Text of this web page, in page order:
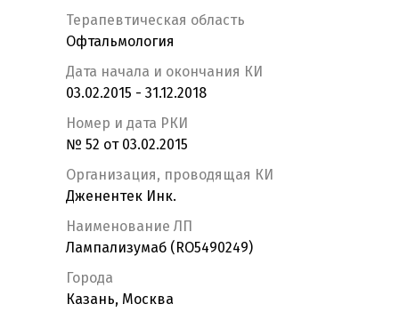
Терапевтическая область
Офтальмология
Дата начала и окончания КИ
03.02.2015 - 31.12.2018
Номер и дата РКИ
№ 52 от 03.02.2015
Организация, проводящая КИ
Дженентек Инк.
Наименование ЛП
Лампализумаб (RO5490249)
Города
Казань, Москва